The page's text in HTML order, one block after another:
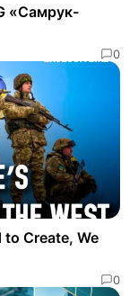
«Самрук-
0
Create, We
0